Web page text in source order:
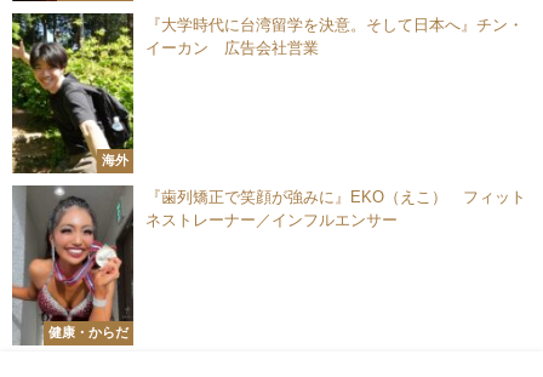
海外
『大学時代に台湾留学を決意。そして日本へ』チン・
イーカン 広告会社営業
健康・からだ
『歯列矯正で笑顔が強みに』EKO（えこ） フィット
ネストレーナー／インフルエンサー